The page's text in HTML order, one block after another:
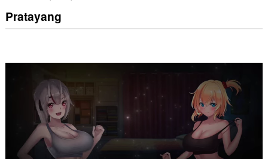
Pratayang